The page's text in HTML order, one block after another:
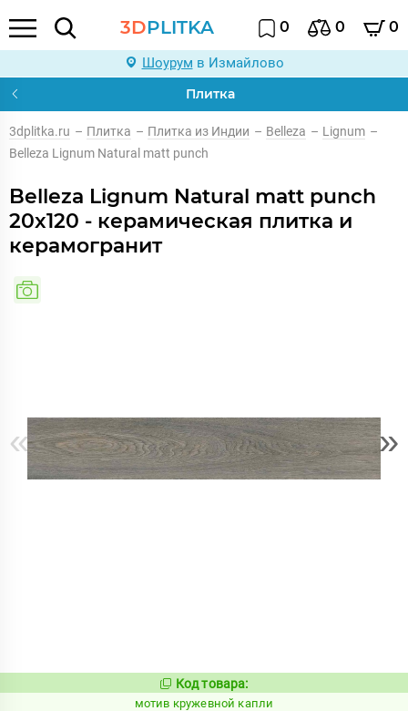
3DPLITKA 0 0 0
Шоурум в Измайлово
Плитка
3dplitka.ru – Плитка – Плитка из Индии – Belleza – Lignum –
Belleza Lignum Natural matt punch
Belleza Lignum Natural matt punch
20x120 - керамическая плитка и
керамогранит
« »
Код:
1036287
Код товара:
мотив кружевной капли